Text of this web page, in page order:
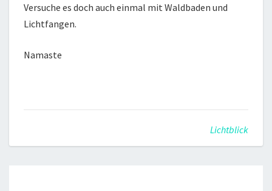
Versuche es doch auch einmal mit Waldbaden und
Lichtfangen.
Namaste
Lichtblick